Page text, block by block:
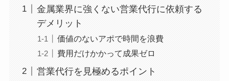
金属業界に強くない営業代行に依頼する
デメリット
価値のないアポで時間を浪費
費用だけかかって成果ゼロ
営業代行を見極めるポイント